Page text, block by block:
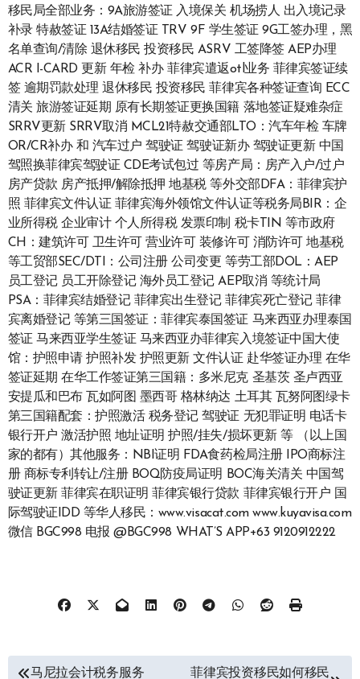
移民局全部业务：9A旅游签证 入境保关 机场捞人 出入境记录
补录 特赦签证 13A结婚签证 TRV 9F 学生签证 9G工签办理，黑
名单查询/清除 退休移民 投资移民 ASRV 工签降签 AEP办理
ACR I-CARD 更新 年检 补办 菲律宾遣返otl业务 菲律宾签证续
签 逾期罚款处理 退休移民 投资移民 菲律宾各种签证查询 ECC
清关 旅游签证延期 原有长期签证更换国籍 落地签证疑难杂症
SRRV更新 SRRV取消 MCL21特赦交通部LTO：汽车年检 车牌
OR/CR补办 和 汽车过户 驾驶证 驾驶证新办 驾驶证更新 中国
驾照换菲律宾驾驶证 CDE考试包过 等房产局：房产入户/过户
房产贷款 房产抵押/解除抵押 地基税 等外交部DFA：菲律宾护
照 菲律宾文件认证 菲律宾海外领馆文件认证等税务局BIR：企
业所得税 企业审计 个人所得税 发票印制 税卡TIN 等市政府
CH：建筑许可 卫生许可 营业许可 装修许可 消防许可 地基税
等工贸部SEC/DTI：公司注册 公司变更 等劳工部DOL：AEP
员工登记 员工开除登记 海外员工登记 AEP取消 等统计局
PSA：菲律宾结婚登记 菲律宾出生登记 菲律宾死亡登记 菲律
宾离婚登记 等第三国签证：菲律宾泰国签证 马来西亚办理泰国
签证 马来西亚学生签证 马来西亚办菲律宾入境签证中国大使
馆：护照申请 护照补发 护照更新 文件认证 赴华签证办理 在华
签证延期 在华工作签证第三国籍：多米尼克 圣基茨 圣卢西亚
安提瓜和巴布 瓦如阿图 墨西哥 格林纳达 土耳其 瓦努阿图绿卡
第三国籍配套：护照激活 税务登记 驾驶证 无犯罪证明 电话卡
银行开户 激活护照 地址证明 护照/挂失/损坏更新 等 （以上国
家的都有）其他服务：NBI证明 FDA食药检局注册 IPO商标注
册 商标专利转让/注册 BOQ防疫局证明 BOC海关清关 中国驾
驶证更新 菲律宾在职证明 菲律宾银行贷款 菲律宾银行开户 国
际驾驶证IDD 等华人移民：www.visacat.com www.kuyavisa.com
微信 BGC998 电报 @BGC998 WHAT’S APP+63 9120912222
文 马尼拉会计税务服务
菲律宾投资移民如何移民